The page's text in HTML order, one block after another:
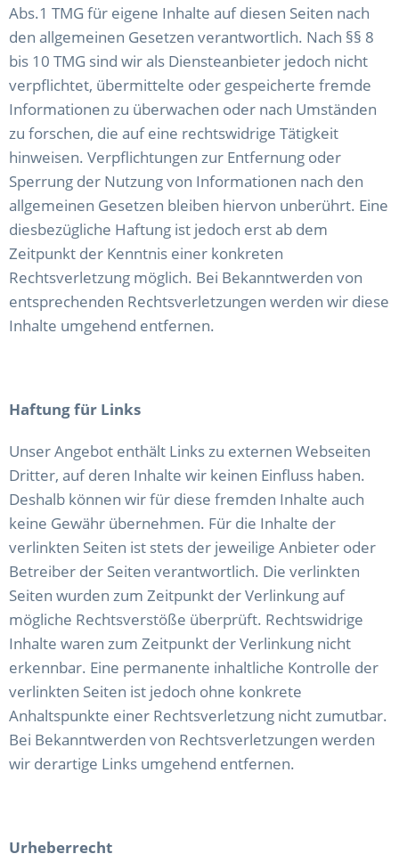
Abs.1 TMG für eigene Inhalte auf diesen Seiten nach
den allgemeinen Gesetzen verantwortlich. Nach §§ 8
bis 10 TMG sind wir als Diensteanbieter jedoch nicht
verpflichtet, übermittelte oder gespeicherte fremde
Informationen zu überwachen oder nach Umständen
zu forschen, die auf eine rechtswidrige Tätigkeit
hinweisen. Verpflichtungen zur Entfernung oder
Sperrung der Nutzung von Informationen nach den
allgemeinen Gesetzen bleiben hiervon unberührt. Eine
diesbezügliche Haftung ist jedoch erst ab dem
Zeitpunkt der Kenntnis einer konkreten
Rechtsverletzung möglich. Bei Bekanntwerden von
entsprechenden Rechtsverletzungen werden wir diese
Inhalte umgehend entfernen.
Haftung für Links
Unser Angebot enthält Links zu externen Webseiten
Dritter, auf deren Inhalte wir keinen Einfluss haben.
Deshalb können wir für diese fremden Inhalte auch
keine Gewähr übernehmen. Für die Inhalte der
verlinkten Seiten ist stets der jeweilige Anbieter oder
Betreiber der Seiten verantwortlich. Die verlinkten
Seiten wurden zum Zeitpunkt der Verlinkung auf
mögliche Rechtsverstöße überprüft. Rechtswidrige
Inhalte waren zum Zeitpunkt der Verlinkung nicht
erkennbar. Eine permanente inhaltliche Kontrolle der
verlinkten Seiten ist jedoch ohne konkrete
Anhaltspunkte einer Rechtsverletzung nicht zumutbar.
Bei Bekanntwerden von Rechtsverletzungen werden
wir derartige Links umgehend entfernen.
Urheberrecht